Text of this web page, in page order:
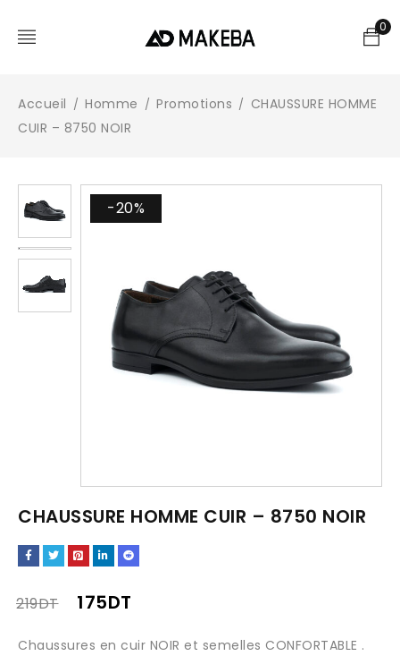
0
Accueil / Homme / Promotions / CHAUSSURE HOMME
CUIR – 8750 NOIR
-20%
CHAUSSURE HOMME CUIR – 8750 NOIR
219DT 175DT
Chaussures en cuir NOIR et semelles CONFORTABLE .